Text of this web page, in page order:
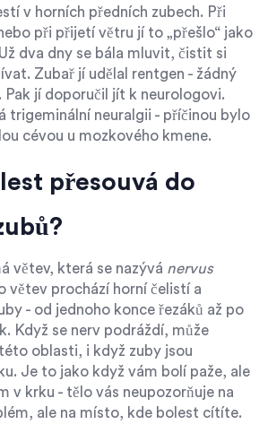
v horních předních zubech. Při
při přijetí větru jí to „přešlo“ jako
dva dny se bála mluvit, čistit si
Zubař jí udělal rentgen - žádný
Pak jí doporučil jít k neurologovi.
trigeminální neuralgii - příčinou bylo
cévou u mozkového kmene.
přesouvá do
větev, která se nazývá nervus
větev prochází horní čelistí a
- od jednoho konce řezáků až po
Když se nerv podráždí, může
oblasti, i když zuby jsou
Je to jako když vám bolí paže, ale
v krku - tělo vás neupozorňuje na
ale na místo, kde bolest cítíte.